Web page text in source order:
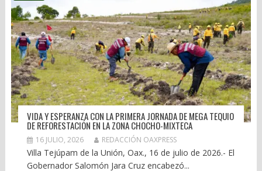
VIDA Y ESPERANZA CON LA PRIMERA JORNADA DE MEGA TEQUIO
DE REFORESTACIÓN EN LA ZONA CHOCHO-MIXTECA
16 JULIO, 2026 REDACCIÓN OAXPRESS
Villa Tejúpam de la Unión, Oax., 16 de julio de 2026.- El
Gobernador Salomón Jara Cruz encabezó...